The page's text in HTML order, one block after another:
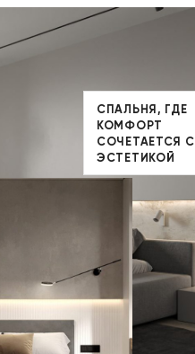
СПАЛЬНЯ, ГДЕ
КОМФОРТ
СОЧЕТАЕТСЯ С
ЭСТЕТИКОЙ